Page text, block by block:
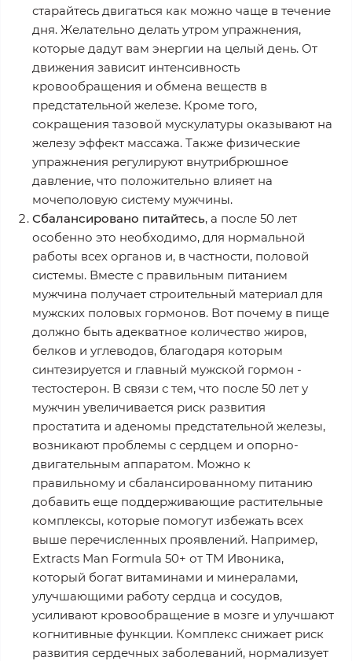
старайтесь двигаться как можно чаще в течение
дня. Желательно делать утром упражнения,
которые дадут вам энергии на целый день. От
движения зависит интенсивность
кровообращения и обмена веществ в
предстательной железе. Кроме того,
сокращения тазовой мускулатуры оказывают на
железу эффект массажа. Также физические
упражнения регулируют внутрибрюшное
давление, что положительно влияет на
мочеполовую систему мужчины.
Сбалансировано питайтесь, а после 50 лет
особенно это необходимо, для нормальной
работы всех органов и, в частности, половой
системы. Вместе с правильным питанием
мужчина получает строительный материал для
мужских половых гормонов. Вот почему в пище
должно быть адекватное количество жиров,
белков и углеводов, благодаря которым
синтезируется и главный мужской гормон -
тестостерон. В связи с тем, что после 50 лет у
мужчин увеличивается риск развития
простатита и аденомы предстательной железы,
возникают проблемы с сердцем и опорно-
двигательным аппаратом. Можно к
правильному и сбалансированному питанию
добавить еще поддерживающие растительные
комплексы, которые помогут избежать всех
выше перечисленных проявлений. Например,
Extracts Man Formula 50+ от ТМ Ивоника,
который богат витаминами и минералами,
улучшающими работу сердца и сосудов,
усиливают кровообращение в мозге и улучшают
когнитивные функции. Комплекс снижает риск
развития сердечных заболеваний, нормализует